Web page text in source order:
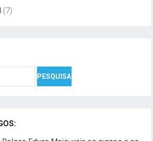
(7)